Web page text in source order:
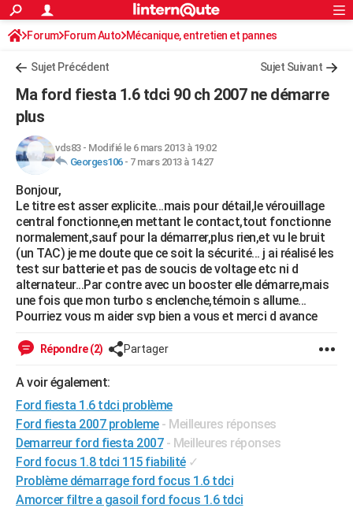
ACTUALITÉS
Politique
Société
Faits Divers
Education
Monde
Villes
+
Programme TV
Streaming
Cinéma
Sorties cinéma
Musique
FINANCE
Retraite
Impôts
Epargne
Immobilier
Risques naturels par ville
Banque
Assurance
Crédit
AUTO
Essais
Réserver un essai
Citadines
Berlines
SUV
Forum auto
HIGH-TECH
Mobiles
Meilleur smartphone
Internet
Ordinateurs
Jeux vidéo
Guide high-tech
BRICOLAGE
Forum
Aménagement intérieur
Extérieur
Cuisine
Salle de bains
Jardinage
Rangement
WEEK-END
Guides de France
Escapades
Patrimoine
Expositions
Musées
Week-end nature
+LIFESTYLE
Art de vivre
Bien-être
Loisirs
Mode
Modes de vie
SANTE
VOYAGE
GUIDES D'ACHAT
BONS PLANS
CARTE DE VOEUX
Carte de Noël
Carte Bonne année
Carte Saint-Valentin
Carte Pâques
Carte d'anniversaire
DICTIONNAIRE
Rechercher
S'inscrire
Connexion
Forum Forum Auto Mécanique, entretien et pannes
Sujet Précédent Sujet Suivant
Ma ford fiesta 1.6 tdci 90 ch 2007 ne démarre
plus
vds83- Modifié le 6 mars 2013 à 19:02
Georges106- 7 mars 2013 à 14:27
Bonjour,
Le titre est asser explicite...mais pour détail,le vérouillage
central fonctionne,en mettant le contact,tout fonctionne
normalement,sauf pour la démarrer,plus rien,et vu le bruit
(un TAC) je me doute que ce soit la sécurité... j ai réalisé les
test sur batterie et pas de soucis de voltage etc ni d
alternateur...Par contre avec un booster elle démarre,mais
une fois que mon turbo s enclenche,témoin s allume...
Pourriez vous m aider svp bien a vous et merci d avance
Répondre (2) Partager
A voir également:
Ford fiesta 1.6 tdci problème
Ford fiesta 2007 probleme - Meilleures réponses
Demarreur ford fiesta 2007 - Meilleures réponses
Ford focus 1.8 tdci 115 fiabilité ✓
Problème démarrage ford focus 1.6 tdci
Amorcer filtre a gasoil ford focus 1.6 tdci